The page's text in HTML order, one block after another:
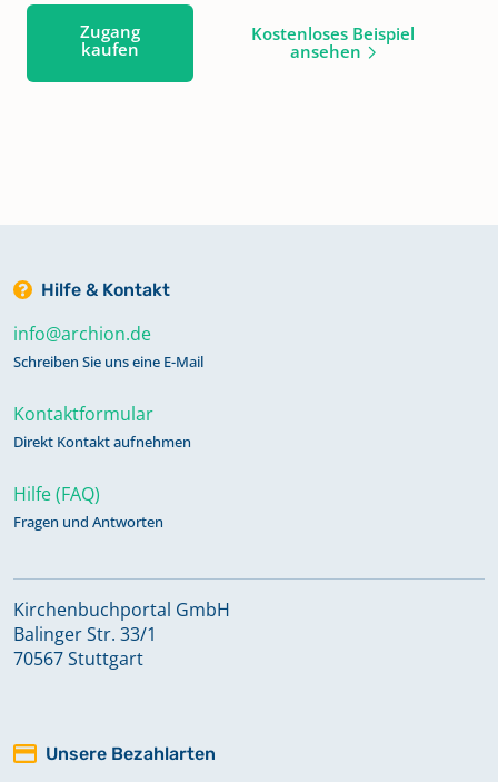
Zugang
kaufen
Kostenloses Beispiel
ansehen
Hilfe & Kontakt
info@archion.de
Schreiben Sie uns eine E-Mail
Kontaktformular
Direkt Kontakt aufnehmen
Hilfe (FAQ)
Fragen und Antworten
Kirchenbuchportal GmbH
Balinger Str. 33/1
70567 Stuttgart
Unsere Bezahlarten